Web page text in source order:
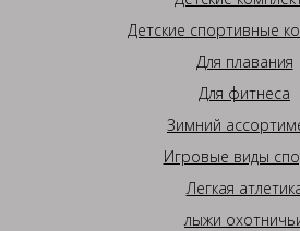
Детские спортивные
Для плавания
Для фитнеса
Зимний
Игровые виды
Легкая
лыжи